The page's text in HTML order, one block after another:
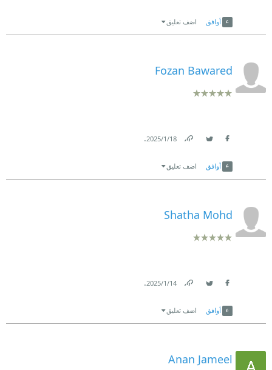
أوافق اضف تعليق
Fozan Bawared
18‏/1‏/2025
.
أوافق اضف تعليق
Shatha Mohd
14‏/1‏/2025
.
أوافق اضف تعليق
Anan Jameel